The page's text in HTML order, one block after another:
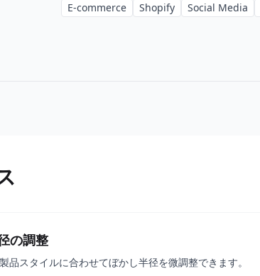
E-commerce
Shopify Social Media
の調整
品スタイルに合わせてぼかし半径を微調整できます。